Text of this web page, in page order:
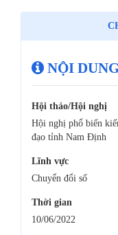
NỘI
Hội thảo/Hội nghị
Hội nghị phổ biến
đạo tỉnh Nam Định
Lĩnh vực
Chuyển đổi số
Thời gian
10/06/2022